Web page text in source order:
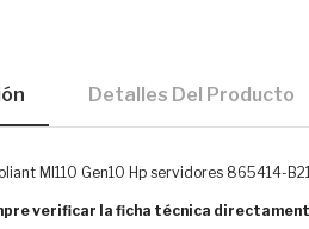
Detalles Del Producto
Ml110 Gen10 Hp servidores 865414-
verificar la ficha técnica